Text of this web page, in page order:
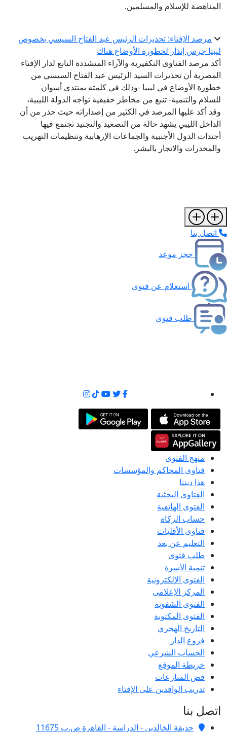
المناهضة للإسلام والمسلمين.
مرصد الإفتاء: تحذيرات الرئيس عبد الفتاح السيسي بخصوص
ليبيا جرس إنذار لخطورة الأوضاع هناك
أكد مرصد الفتاوى التكفيرية والآراء المتشددة التابع لدار الإفتاء
المصرية أن تحذيرات السيد الرئيس عبد الفتاح السيسي من
خطورة الأوضاع في ليبيا -وذلك في كلمته بمنتدى أسوان
للسلام والتنمية- تنبع من مخاطر حقيقية تواجه الدولة الليبية،
وقد أكد عليها المرصد في الكثير من إصداراته حيث حذر من أن
الداخل الليبي يشهد حالة من التصعيد والتجنيد تجتمع فيها
أجندات الدول الأجنبية والجماعات الإرهابية وتنظيمات التهريب
والمخدرات والاتجار بالبشر.
اتصل بنا
حجز موعد
استعلام عن فتوى
طلب فتوى
منهج الفتوى
فتاوى المحاكم والمؤسسات
هذا ديننا
الفتاوى البحثية
الفتوى الهاتفية
حساب الزكاة
فتاوى الأقليات
التعليم عن بعد
طلب فتوى
تنمية الأسرة
الفتوى الإلكترونية
المركز الإعلامى
الفتوى الشفوية
الفتوى المكتوبة
التاريخ الهجري
فروع الدار
الحساب الشرعي
خريطة الموقع
فض المنازعات
تدريب الوافدين على الإفتاء
اتصل بنا
حديقة الخالدين - الدراسة - القاهرة ص.ب 11675